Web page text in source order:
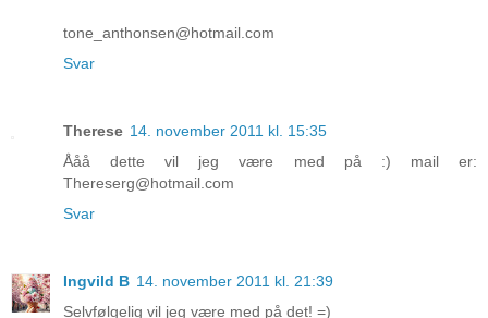
tone_anthonsen@hotmail.com
Svar
Therese 14. november 2011 kl. 15:35
Ååå dette vil jeg være med på :) mail er:
Thereserg@hotmail.com
Svar
Ingvild B 14. november 2011 kl. 21:39
Selvfølgelig vil jeg være med på det! =)